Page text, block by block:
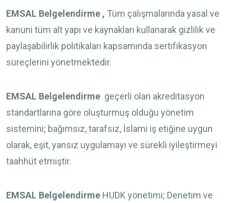
EMSAL Belgelendirme , Tüm çalışmalarında yasal ve
kanuni tüm alt yapı ve kaynakları kullanarak gizlilik ve
paylaşabilirlik politikaları kapsamında sertifikasyon
süreçlerini yönetmektedir.
EMSAL Belgelendirme geçerli olan akreditasyon
standartlarına göre oluşturmuş olduğu yönetim
sistemini; bağımsız, tarafsız, İslami iş etiğine uygun
olarak, eşit, yansız uygulamayı ve sürekli iyileştirmeyi
taahhüt etmiştir.
EMSAL Belgelendirme HUDK yönetimi; Denetim ve